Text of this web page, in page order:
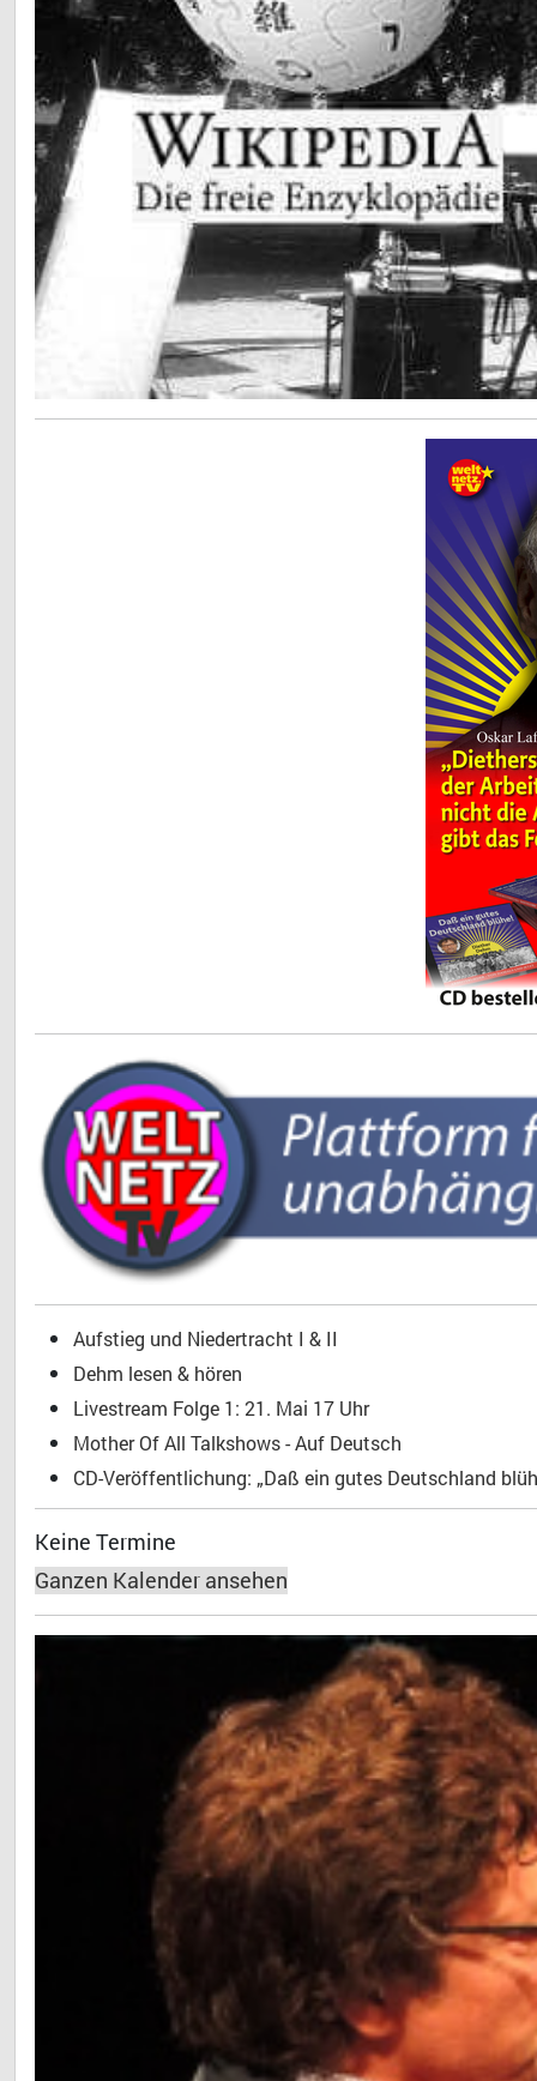
Aufstieg und Niedertracht I & II
Dehm lesen & hören
Livestream Folge 1: 21. Mai 17 Uhr
Mother Of All Talkshows - Auf Deutsch
CD-Veröffentlichung: „Daß ein gutes Deutschland
Keine Termine
Ganzen Kalender ansehen